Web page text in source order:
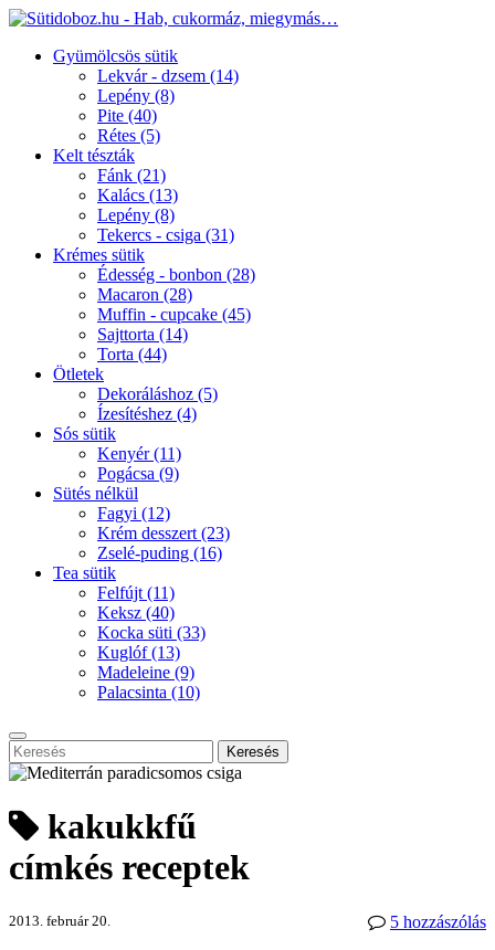
Gyümölcsös sütik
Lekvár - dzsem (14)
Lepény (8)
Pite (40)
Rétes (5)
Kelt tészták
Fánk (21)
Kalács (13)
Lepény (8)
Tekercs - csiga (31)
Krémes sütik
Édesség - bonbon (28)
Macaron (28)
Muffin - cupcake (45)
Sajttorta (14)
Torta (44)
Ötletek
Dekoráláshoz (5)
Ízesítéshez (4)
Sós sütik
Kenyér(11)
Pogácsa (9)
Sütés nélkül
Fagyi (12)
Krém desszert (23)
Zselé-puding (16)
Tea sütik
Felfújt (11)
Keksz (40)
Kocka süti (33)
Kuglóf(13)
Madeleine (9)
Palacsinta (10)
Keresés
kakukkfű
címkés receptek
5 hozzászólás
2013. február 20.